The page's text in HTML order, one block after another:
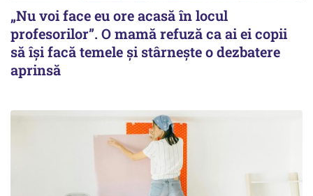
„Nu voi face eu ore acasă în locul
profesorilor”. O mamă refuză ca ai ei copii
să își facă temele și stârnește o dezbatere
aprinsă